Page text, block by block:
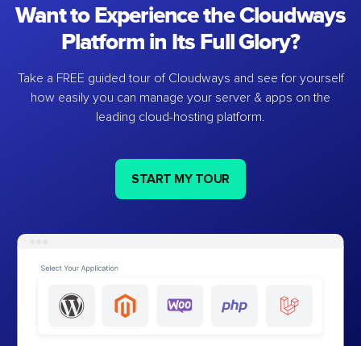
Want to Experience the Cloudways
Platform in Its Full Glory?
Take a FREE guided tour of Cloudways and see for yourself
how easily you can manage your server & apps on the
leading cloud-hosting platform.
START MY TOUR